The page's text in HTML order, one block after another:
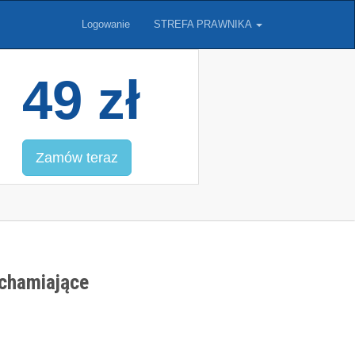
Logowanie STREFA PRAWNIKA
49 zł
Zamów teraz